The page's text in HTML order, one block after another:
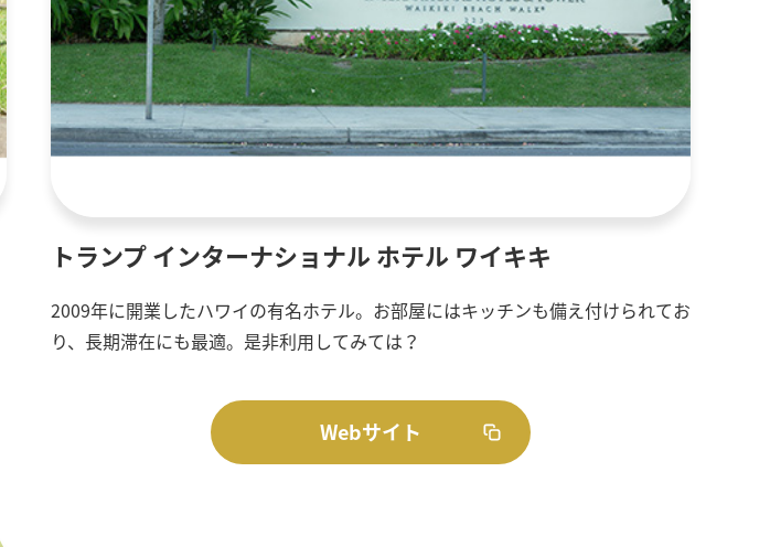
トランプ インターナショナル ホテル ワイキキ
2009年に開業したハワイの有名ホテル。お部屋にはキッチンも備え付けられてお
り、長期滞在にも最適。是非利用してみては？
Webサイト